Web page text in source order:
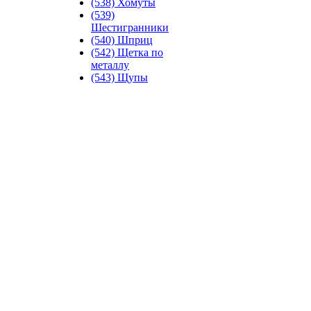
(538) Хомуты
(539)
Шестигранники
(540) Шприц
(542) Щетка по
металлу
(543) Щупы